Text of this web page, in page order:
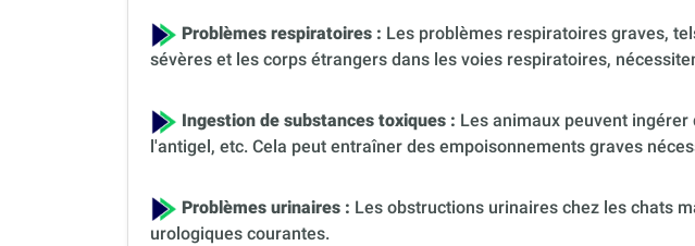
Problèmes respiratoires : Les problèmes respiratoires graves,
sévères et les corps étrangers dans les voies respiratoires,
Ingestion de substances toxiques : Les animaux peuvent
l'antigel, etc. Cela peut entraîner des empoisonnements graves
Problèmes urinaires : Les obstructions urinaires chez les chats
urologiques courantes.